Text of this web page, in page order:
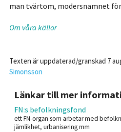
man tvärtom, modersnamnet
Om våra källor
Texten är uppdaterad/granskad 7
Simonsson
Länkar till mer
FN:s befolkningsfond
ett FN-organ som arbetar med
jämlikhet, urbanisering mm